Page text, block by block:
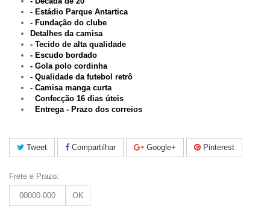
- Estádio Parque Antartica
- Fundação do clube
Detalhes da camisa
- Tecido de alta qualidade
- Escudo bordado
- Gola polo cordinha
- Qualidade da futebol retrô
- Camisa manga curta
Confecção 16 dias úteis
Entrega - Prazo dos correios
Tweet Compartilhar Google+ Pinterest
Frete e Prazo:
OK